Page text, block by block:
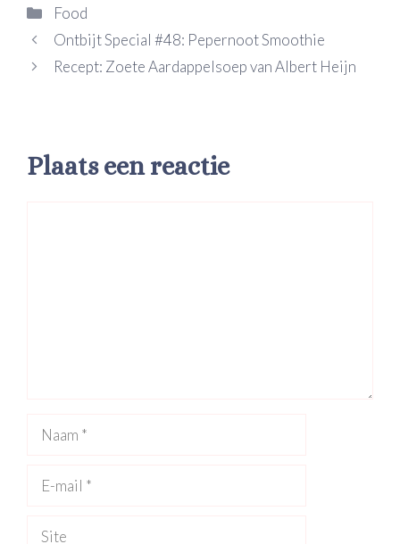
Categorieën
Food
Ontbijt Special #48: Pepernoot Smoothie
Recept: Zoete Aardappelsoep van Albert Heijn
Plaats een reactie
mail